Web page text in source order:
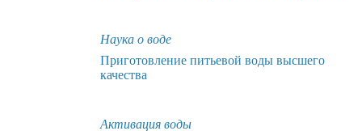
Наука о воде
Приготовление питьевой воды высшего
качества
Активация воды